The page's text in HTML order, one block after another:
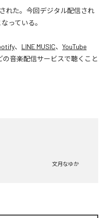
れた。今回デジタル配信され
っている。
、 LINE MUSIC、 YouTube
の音楽配信サービスで聴くこと
文月なゆか